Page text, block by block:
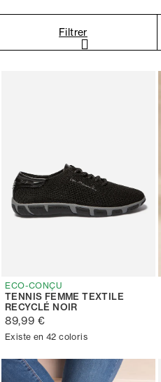
Filtrer
ECO-CONÇU
TENNIS FEMME TEXTILE
RECYCLÉ NOIR
89,99 €
Existe en 42 coloris